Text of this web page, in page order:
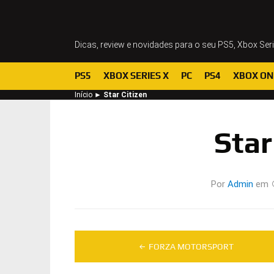
Dicas, review e novidades para o seu PS5, Xbox
PS5 XBOX SERIES X PC PS4 XBOX
Início ► Star Citizen
Por Admin em
Navegação
de
FORZA MOTORSPORT